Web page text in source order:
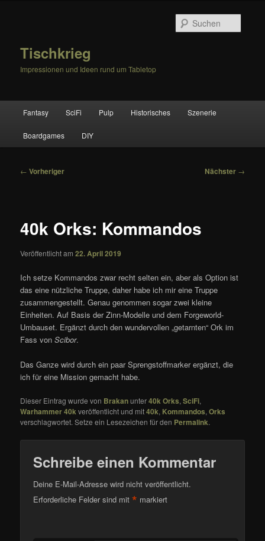
Tischkrieg
Impressionen und Ideen rund um Tabletop
Fantasy SciFi Pulp Historisches Szenerie
Boardgames DIY
Beitragsnavigation
← Vorheriger Nächster →
40k Orks: Kommandos
Veröffentlicht am22. April 2019
Ich setze Kommandos zwar recht selten ein, aber als Option ist
das eine nützliche Truppe, daher habe ich mir eine Truppe
zusammengestellt. Genau genommen sogar zwei kleine
Einheiten. Auf Basis der Zinn-Modelle und dem Forgeworld-
Umbauset. Ergänzt durch den wundervollen „getarnten“ Ork im
Fass vonScibor.
Das Ganze wird durch ein paar Sprengstoffmarker ergänzt, die
ich für eine Mission gemacht habe.
Dieser Eintrag wurde von Brakanunter40k Orks,SciFi,
Warhammer 40kveröffentlicht und mit40k, Kommandos,Orks
verschlagwortet. Setze ein Lesezeichen für den Permalink.
Schreibe einen Kommentar
Deine E-Mail-Adresse wird nicht veröffentlicht.
Erforderliche Felder sind mit* markiert